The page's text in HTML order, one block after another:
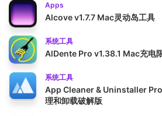
Apps
Alcove v1.7.7 Mac灵动岛工具
系统工具
AlDente Pro v1.38.1 Mac充电
系统工具
App Cleaner & Uninstaller
理和卸载破解版